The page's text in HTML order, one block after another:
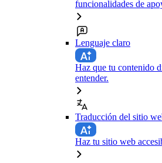
funcionalidades de
Lenguaje claro
Haz que tu contenido
entender.
Traducción del sitio
Haz tu sitio web